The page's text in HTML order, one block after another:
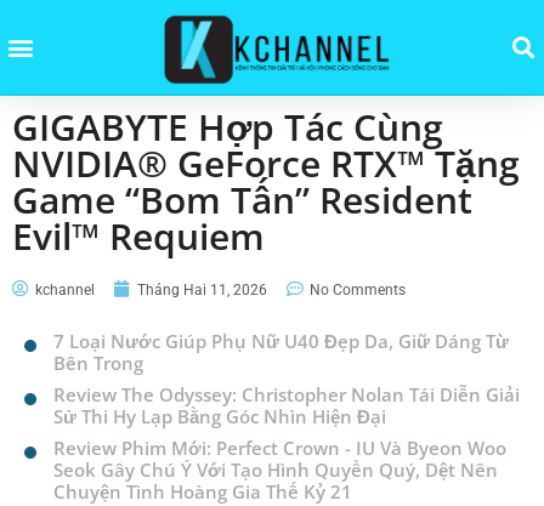
GIGABYTE Hợp Tác Cùng
NVIDIA® GeForce RTX™ Tặng
Game “Bom Tấn” Resident
Evil™ Requiem
kchannel Tháng Hai 11, 2026 No Comments
7 Loại Nước Giúp Phụ Nữ U40 Đẹp Da, Giữ Dáng Từ
Bên Trong
Review The Odyssey: Christopher Nolan Tái Diễn Giải
Sử Thi Hy Lạp Bằng Góc Nhìn Hiện Đại
Review Phim Mới: Perfect Crown - IU Và Byeon Woo
Seok Gây Chú Ý Với Tạo Hình Quyền Quý, Dệt Nên
Chuyện Tình Hoàng Gia Thế Kỷ 21